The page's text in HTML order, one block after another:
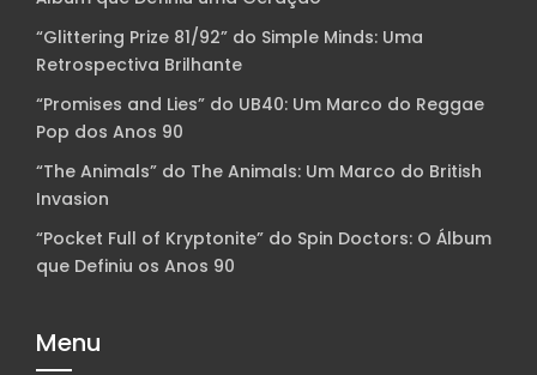
“Glittering Prize 81/92” do Simple Minds: Uma
Retrospectiva Brilhante
“Promises and Lies” do UB40: Um Marco do Reggae
Pop dos Anos 90
“The Animals” do The Animals: Um Marco do British
Invasion
“Pocket Full of Kryptonite” do Spin Doctors: O Álbum
que Definiu os Anos 90
Menu